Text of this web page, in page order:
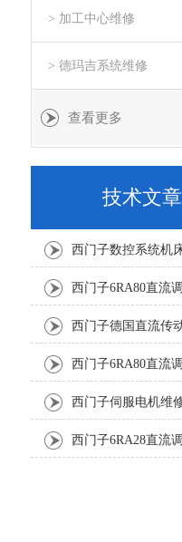
> 加工中心维修
> 德玛吉系统维修
查看更多
技术文章